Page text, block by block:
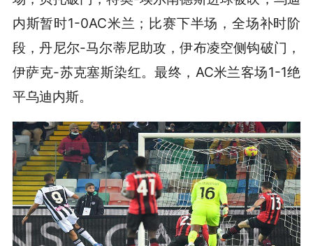
内斯暂时1-0AC米兰；比赛下半场，全场补时阶
段，丹尼尔-马尔蒂尼助攻，伊布凌空侧钩破门，
伊萨克-苏克塞斯染红。最终，AC米兰客场1-1绝
平乌迪内斯。